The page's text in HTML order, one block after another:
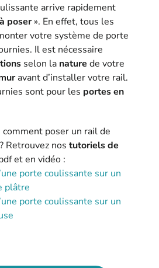
arrive rapidement
poser». En effet, tous les
votre système de porte
Il est nécessaire
selon la nature de votre
avant d’installer votre rail.
sont pour les portes en
comment poser un rail de
Retrouvez nos tutoriels de
et en vidéo :
porte coulissante sur un
plâtre
porte coulissante sur un